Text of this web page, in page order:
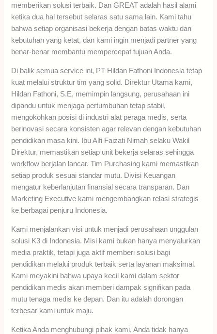
memberikan solusi terbaik. Dan GREAT adalah hasil alami
ketika dua hal tersebut selaras satu sama lain. Kami tahu
bahwa setiap organisasi bekerja dengan batas waktu dan
kebutuhan yang ketat, dan kami ingin menjadi partner yang
benar-benar membantu mempercepat tujuan Anda.
Di balik semua service ini, PT Hildan Fathoni Indonesia tetap
kuat melalui struktur tim yang solid. Direktur Utama kami,
Hildan Fathoni, S.E, memimpin langsung, perusahaan ini
dipandu untuk menjaga pertumbuhan tetap stabil,
mengokohkan posisi di industri alat peraga medis, serta
berinovasi secara konsisten agar relevan dengan kebutuhan
pendidikan masa kini. Ibu Alfi Faizati Nimah selaku Wakil
Direktur, memastikan setiap unit bekerja selaras sehingga
workflow berjalan lancar. Tim Purchasing kami memastikan
setiap produk sesuai standar mutu. Divisi Keuangan
mengatur keberlanjutan finansial secara transparan. Dan
Marketing Executive kami mengembangkan relasi strategis
ke berbagai penjuru Indonesia.
Kami menjalankan visi untuk menjadi perusahaan unggulan
solusi K3 di Indonesia. Misi kami bukan hanya menyalurkan
media praktik, tetapi juga aktif memberi solusi bagi
pendidikan melalui produk terbaik serta layanan maksimal.
Kami meyakini bahwa upaya kecil kami dalam sektor
pendidikan medis akan memberi dampak signifikan pada
mutu tenaga medis ke depan. Dan itu adalah dorongan
terbesar kami untuk maju.
Ketika Anda menghubungi pihak kami, Anda tidak hanya